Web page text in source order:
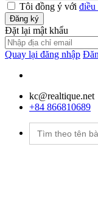
Tôi đồng ý với điều
Đăng ký
Đặt lại mật khẩu
Quay lại đăng nhập
kc@realtique.net
+84 866810689
Tìm
kiếm: